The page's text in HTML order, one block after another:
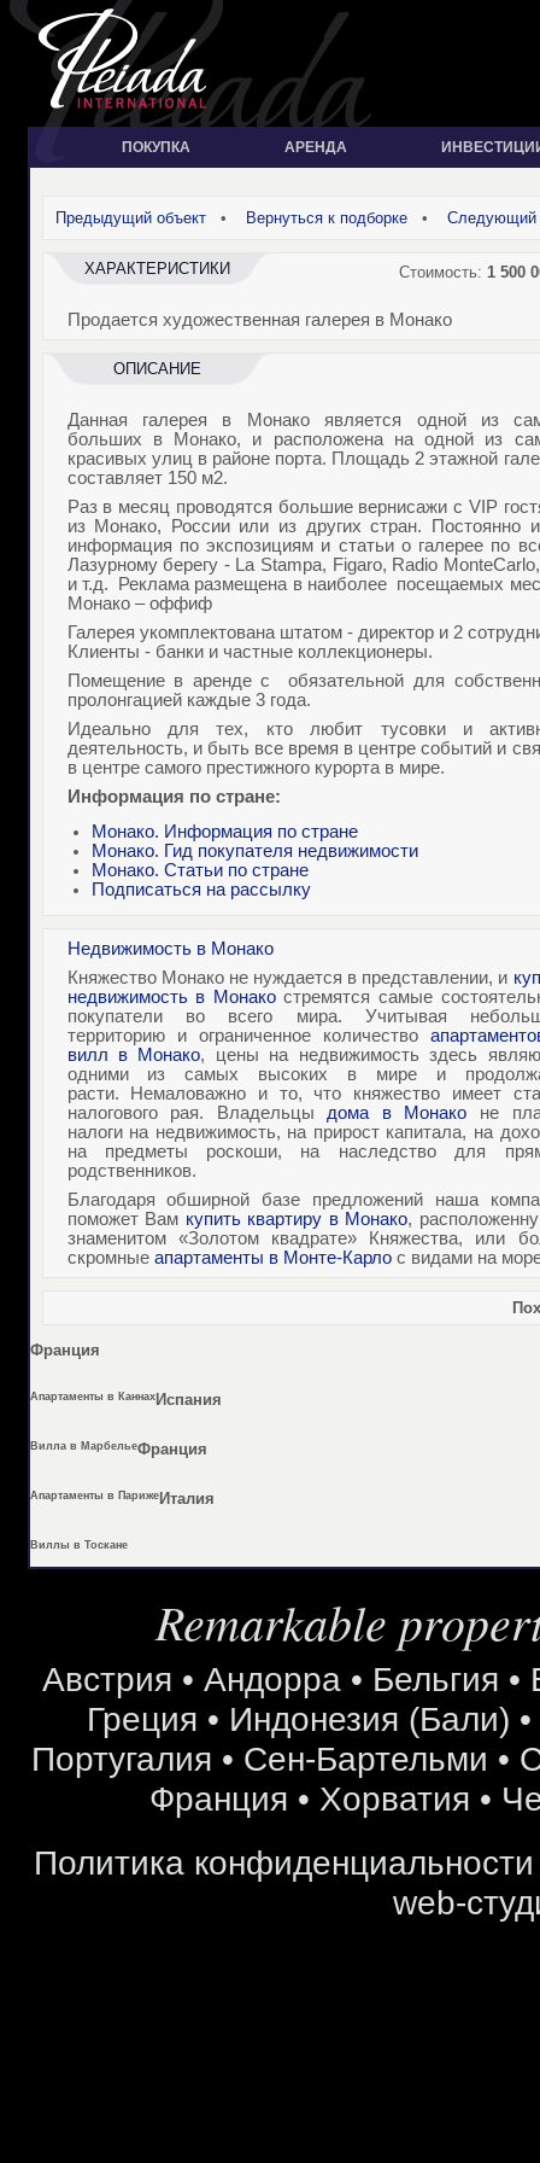
ПОКУПКА АРЕНДА
Предыдущий объект• Вернуться к подборке• Следующий
Стоимость: 1 500
ХАРАКТЕРИСТИКИ
Продается художественная галерея в Монако
ОПИСАНИЕ
Данная галерея в Монако является одной из
больших в Монако, и расположена на одной из
красивых улиц в районе порта. Площадь 2 этажной
составляет 150 м2.
Раз в месяц проводятся большие вернисажи с VIP
из Монако, России или из других стран. Постоянно
информация по экспозициям и статьи о галерее по
Лазурному берегу - La Stampa, Figaro, Radio
и т.д. Реклама размещена в наиболее посещаемых
Монако – оффиф
Галерея укомплектована штатом - директор и 2
Клиенты - банки и частные коллекционеры.
Помещение в аренде с обязательной для
пролонгацией каждые 3 года.
Идеально для тех, кто любит тусовки и
деятельность, и быть все время в центре событий и
в центре самого престижного курорта в мире.
Информация по стране:
Монако. Информация по стране
Монако. Гид покупателя недвижимости
Монако. Статьи по стране
Подписаться на рассылку
Недвижимость в Монако
Княжество Монако не нуждается в представлении, и
недвижимость в Монакостремятся самые
покупатели во всего мира. Учитывая
территорию и ограниченное количество
вилл в Монако, цены на недвижимость здесь
одними из самых высоких в мире и
расти. Немаловажно и то, что княжество имеет
налогового рая. Владельцы дома в Монако не
налоги на недвижимость, на прирост капитала, на
на предметы роскоши, на наследство для
родственников.
Благодаря обширной базе предложений наша
поможет Вам купить квартиру в Монако,
знаменитом «Золотом квадрате» Княжества, или
скромные апартаменты в Монте-Карлос видами на
Франция
Апартаменты в КаннахИспания
Вилла в МарбельеФранция
Апартаменты в ПарижеИталия
Виллы в Тоскане
Remarkable
Австрия • Андорра • Бельгия •
Греция • Индонезия (Бали) •
Португалия • Сен-Бартельми •
Франция • Хорватия •
Политика конфиденциальности
web-